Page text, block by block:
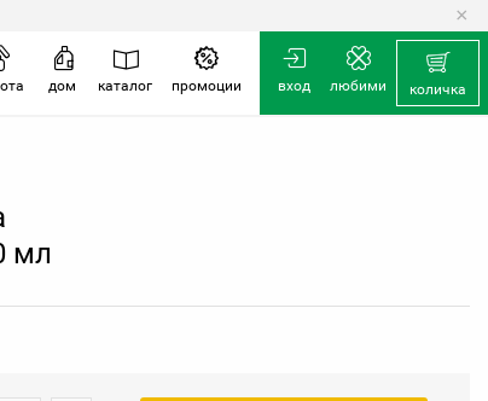
×
вход любими количка
дом каталог промоции
мл